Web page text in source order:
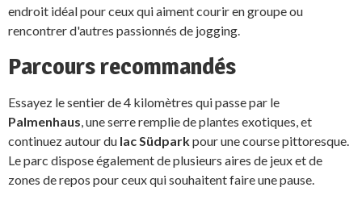
endroit idéal pour ceux qui aiment courir en groupe ou
rencontrer d'autres passionnés de jogging.
Parcours recommandés
Essayez le sentier de 4 kilomètres qui passe par le
Palmenhaus, une serre remplie de plantes exotiques, et
continuez autour du lac Südparkpour une course pittoresque.
Le parc dispose également de plusieurs aires de jeux et de
zones de repos pour ceux qui souhaitent faire une pause.